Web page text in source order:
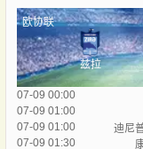
欧协联
兹拉
07-09 00:00
07-09 01:00
07-09 01:00
迪尼
07-09 01:30